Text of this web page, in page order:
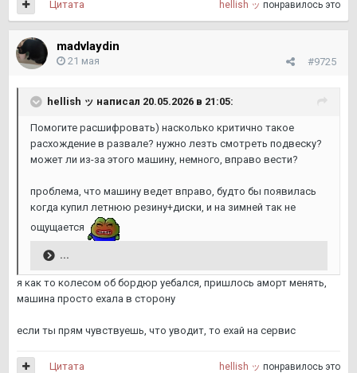
hellish ッ понравилось это
Цитата
madvlaydin
#9725
21 мая
hellish ッ написал 20.05.2026 в 21:05:
Помогите расшифровать) насколько критично такое
расхождение в развале? нужно лезть смотреть подвеску?
может ли из-за этого машину, немного, вправо вести?
проблема, что машину ведет вправо, будто бы появилась
когда купил летнюю резину+диски, и на зимней так не
ощущается
...
я как то колесом об бордюр уебался, пришлось аморт менять,
машина просто ехала в сторону
если ты прям чувствуешь, что уводит, то ехай на сервис
hellish ッ понравилось это
Цитата